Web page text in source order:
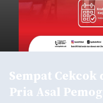
Sempat
Pria Asal